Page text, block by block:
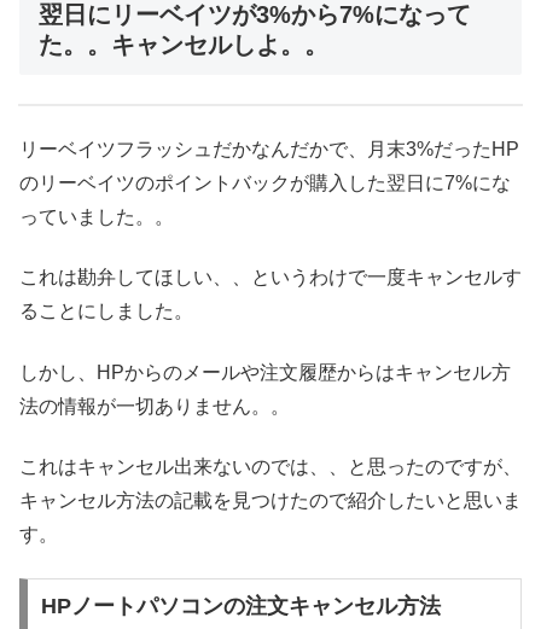
翌日にリーベイツが3%から7%になって
た。。キャンセルしよ。。
リーベイツフラッシュだかなんだかで、月末3%だったHP
のリーベイツのポイントバックが購入した翌日に7%にな
っていました。。
これは勘弁してほしい、、というわけで一度キャンセルす
ることにしました。
しかし、HPからのメールや注文履歴からはキャンセル方
法の情報が一切ありません。。
これはキャンセル出来ないのでは、、と思ったのですが、
キャンセル方法の記載を見つけたので紹介したいと思いま
す。
HPノートパソコンの注文キャンセル方法